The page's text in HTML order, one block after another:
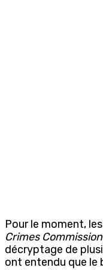
Pour le moment,
Crimes Commission
décryptage de
ont entendu que le